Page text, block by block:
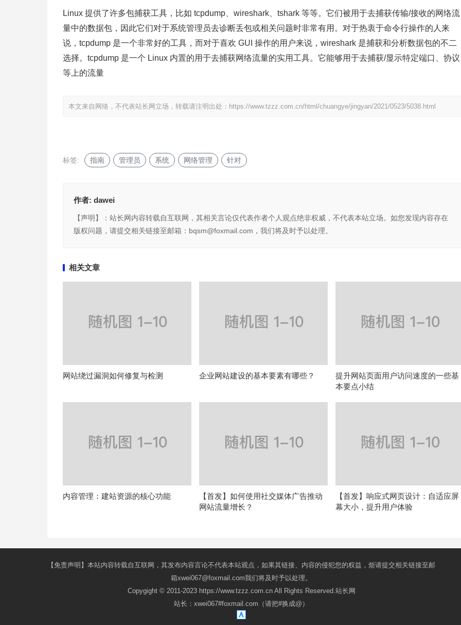
Linux 提供了许多包捕获工具，比如 tcpdump、wireshark、tshark 等等。它们被用于去捕获传输/接收的网络流
量中的数据包，因此它们对于系统管理员去诊断丢包或相关问题时非常有用。对于热衷于命令行操作的人来
说，tcpdump 是一个非常好的工具，而对于喜欢 GUI 操作的用户来说，wireshark 是捕获和分析数据包的不二
选择。tcpdump 是一个 Linux 内置的用于去捕获网络流量的实用工具。它能够用于去捕获/显示特定端口、协议
等上的流量
本文来自网络，不代表站长网立场，转载请注明出处： https://www.tzzz.com.cn/html/chuangye/jingyan/2021/0523/5038.html
标签: 指南 管理员 系统 网络管理 针对
作者: dawei
【声明】：站长网内容转载自互联网，其相关言论仅代表作者个人观点绝非权威，不代表本站立场。如您发现内容存在
版权问题，请提交相关链接至邮箱：bqsm@foxmail.com，我们将及时予以处理。
相关文章
网站绕过漏洞如何修复与检测 企业网站建设的基本要素有哪些？
提升网站页面用户访问速度的一些基
本要点小结
内容管理：建站资源的核心功能
【首发】如何使用社交媒体广告推动
网站流量增长？
【首发】响应式网页设计：自适应屏
幕大小，提升用户体验
【免责声明】本站内容转载自互联网，其发布内容言论不代表本站观点，如果其链接、内容的侵犯您的权益，烦请提交相关链接至邮
箱xwei067@foxmail.com我们将及时予以处理。
Copygight © 2011-2023 https://www.tzzz.com.cn All Rights Reserved.站长网
站长：xwei067#foxmail.com（请把#换成@）